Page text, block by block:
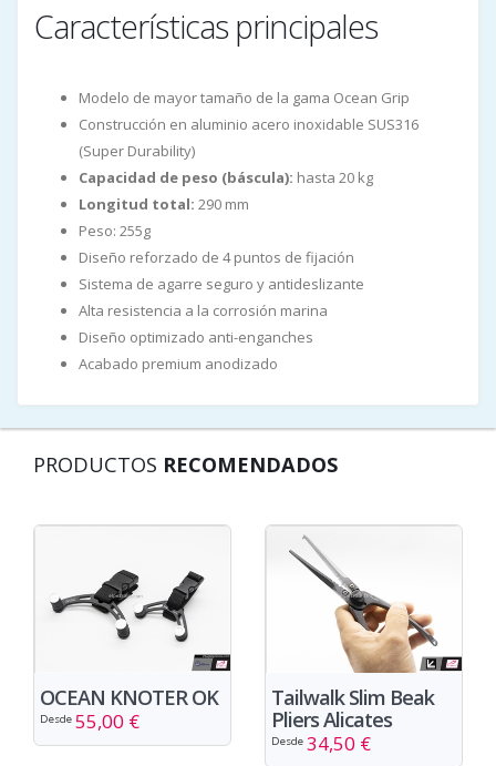
Características principales
Modelo de mayor tamaño de la gama Ocean Grip
Construcción en aluminio acero inoxidable SUS316
(Super Durability)
Capacidad de peso (báscula): hasta 20 kg
Longitud total: 290 mm
Peso: 255g
Diseño reforzado de 4 puntos de fijación
Sistema de agarre seguro y antideslizante
Alta resistencia a la corrosión marina
Diseño optimizado anti-enganches
Acabado premium anodizado
PRODUCTOS RECOMENDADOS
OCEAN KNOTER OK
Desde 55,00 €
Tailwalk Slim Beak
Pliers Alicates
Desde 34,50 €